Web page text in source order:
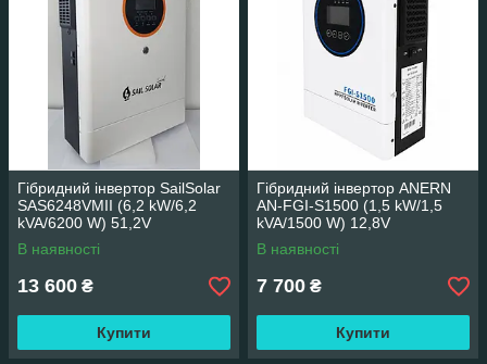
Гібридний інвертор SailSolar
SAS6248VMII (6,2 kW/6,2
kVA/6200 W) 51,2V
В наявності
13 600 ₴
Купити
Гібридний інвертор ANERN
AN-FGI-S1500 (1,5 kW/1,5
kVA/1500 W) 12,8V
В наявності
7 700 ₴
Купити